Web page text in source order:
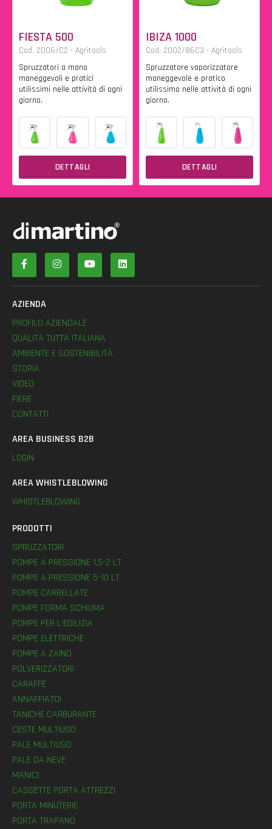
FIESTA 500
Cod. 2006/C2 - Agritools
Spruzzatori a mano
maneggevoli e pratici
utilissimi nelle attività di ogni
giorno.
DETTAGLI
IBIZA 1000
Cod. 2002/86C3 - Agritools
Spruzzatore vaporizzatore
maneggevole e pratico
utilissimo nelle attività di ogni
giorno.
DETTAGLI
AZIENDA
PROFILO AZIENDALE
QUALITÀ TUTTA ITALIANA
AMBIENTE E SOSTENIBILITÀ
STORIA
VIDEO
FIERE
CONTATTI
AREA BUSINESS B2B
LOGIN
AREA WHISTLEBLOWING
WHISTLEBLOWING
PRODOTTI
SPRUZZATORI
POMPE A PRESSIONE 1,5-2 LT
POMPE A PRESSIONE 5-10 LT
POMPE CARRELLATE
POMPE FORMA SCHIUMA
POMPE PER L’EDILIZIA
POMPE ELETTRICHE
POMPE A ZAINO
POLVERIZZATORI
CARAFFE
ANNAFFIATOI
TANICHE CARBURANTE
CESTE MULTIUSO
PALE MULTIUSO
PALE DA NEVE
MANICI
CASSETTE PORTA ATTREZZI
PORTA MINUTERIE
PORTA TRAPANO